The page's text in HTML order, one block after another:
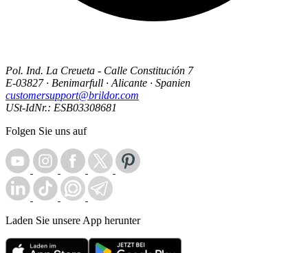
Pol. Ind. La Creueta - Calle Constitución 7
E-03827 · Benimarfull · Alicante · Spanien
customersupport@brildor.com
USt-IdNr.: ESB03308681
Folgen Sie uns auf
Laden Sie unsere App herunter